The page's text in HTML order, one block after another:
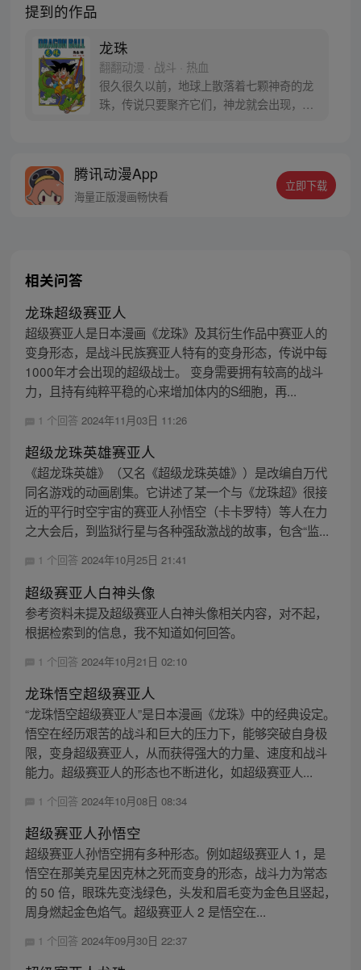
提到的作品
龙珠
翻翻动漫 · 战斗 · 热血
很久很久以前，地球上散落着七颗神奇的龙
珠，传说只要聚齐它们，神龙就会出现，并
腾讯动漫App
海量正版漫画畅快看
立即下载
相关问答
龙珠超级赛亚人
超级赛亚人是日本漫画《龙珠》及其衍生作品中赛亚人的
变身形态，是战斗民族赛亚人特有的变身形态，传说中每
1000年才会出现的超级战士。 变身需要拥有较高的战斗
力，且持有纯粹平稳的心来增加体内的S细胞，再...
1 个回答 2024年11月03日 11:26
超级龙珠英雄赛亚人
《超龙珠英雄》（又名《超级龙珠英雄》）是改编自万代
同名游戏的动画剧集。它讲述了某一个与《龙珠超》很接
近的平行时空宇宙的赛亚人孙悟空（卡卡罗特）等人在力
之大会后，到监狱行星与各种强敌激战的故事，包含“监...
1 个回答 2024年10月25日 21:41
超级赛亚人白神头像
参考资料未提及超级赛亚人白神头像相关内容，对不起，
根据检索到的信息，我不知道如何回答。
1 个回答 2024年10月21日 02:10
龙珠悟空超级赛亚人
“龙珠悟空超级赛亚人”是日本漫画《龙珠》中的经典设定。
悟空在经历艰苦的战斗和巨大的压力下，能够突破自身极
限，变身超级赛亚人，从而获得强大的力量、速度和战斗
能力。超级赛亚人的形态也不断进化，如超级赛亚人...
1 个回答 2024年10月08日 08:34
超级赛亚人孙悟空
超级赛亚人孙悟空拥有多种形态。例如超级赛亚人 1，是
悟空在那美克星因克林之死而变身的形态，战斗力为常态
的 50 倍，眼珠先变浅绿色，头发和眉毛变为金色且竖起，
周身燃起金色焰气。超级赛亚人 2 是悟空在...
1 个回答 2024年09月30日 22:37